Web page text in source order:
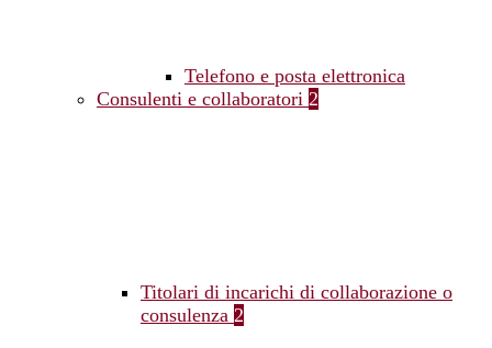
Telefono e posta elettronica
Consulenti e collaboratori 2
Titolari di incarichi di collaborazione o
consulenza 2